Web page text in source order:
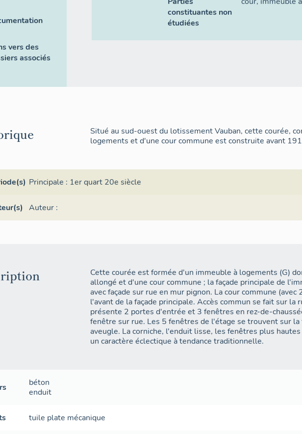
vers des
associés
constituantes non
étudiées
Situé au sud-ouest du lotissement Vauban, cette courée,
logements et d'une cour commune est construite avant
Principale : 1er quart 20e siècle
Auteur :
Cette courée est formée d'un immeuble à logements (G)
allongé et d'une cour commune ; la façade principale de
avec façade sur rue en mur pignon. La cour commune
l'avant de la façade principale. Accès commun se fait sur
présente 2 portes d'entrée et 3 fenêtres en rez-de-
fenêtre sur rue. Les 5 fenêtres de l'étage se trouvent sur la
aveugle. La corniche, l'enduit lisse, les fenêtres plus
un caractère éclectique à tendance traditionnelle.
béton
enduit
tuile plate mécanique